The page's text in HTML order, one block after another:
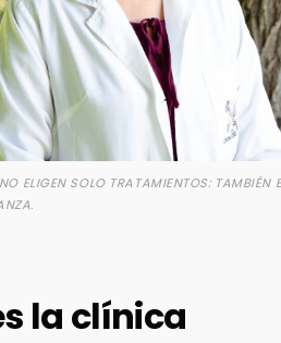
ELIGEN SOLO TRATAMIENTOS: TAMBIÉN
la clínica